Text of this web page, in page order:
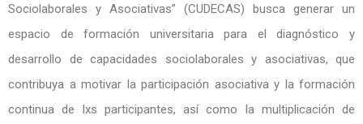
Sociolaborales y Asociativas” (CUDECAS) busca generar un
espacio de formación universitaria para el diagnóstico y
desarrollo de capacidades sociolaborales y asociativas, que
contribuya a motivar la participación asociativa y la formación
continua de lxs participantes, así como la multiplicación de